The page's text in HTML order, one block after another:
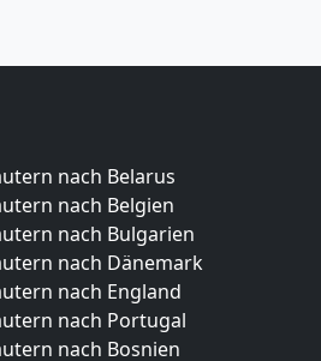
nach Belarus
nach Belgien
nach Bulgarien
nach Dänemark
nach England
nach Portugal
nach Bosnien